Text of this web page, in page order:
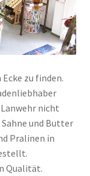
zu finden.
nicht
und Butter
Pralinen in
Qualität.